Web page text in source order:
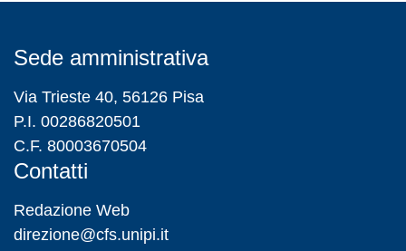
Sede amministrativa
Via Trieste 40, 56126 Pisa
P.I. 00286820501
C.F. 80003670504
Contatti
Redazione Web
direzione@cfs.unipi.it